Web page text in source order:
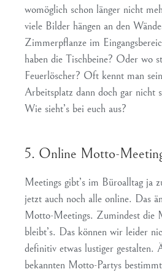
womöglich schon länger nicht
viele Bilder hängen an den
Zimmerpflanze im
haben die Tischbeine? Oder wo
Feuerlöscher? Oft kennt man
Arbeitsplatz dann doch gar nicht
Wie sieht’s bei euch aus?
5. Online Motto-
Meetings gibt’s im Büroalltag ja
jetzt auch noch alle online. Das
Motto-Meetings. Zumindest die
bleibt’s. Das können wir leider
definitiv etwas lustiger gestalten.
bekannten Motto-Partys